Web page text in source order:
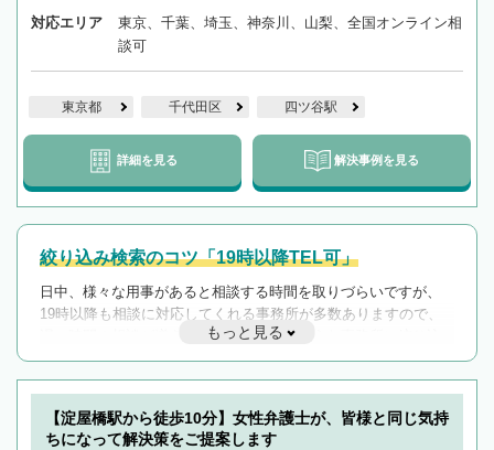
対応エリア
東京、千葉、埼玉、神奈川、山梨、全国オンライン相
談可
東京都 千代田区 四ツ谷駅
詳細を見る 解決事例を見る
絞り込み検索のコツ「19時以降TEL可」
日中、様々な用事があると相談する時間を取りづらいですが、
19時以降も相談に対応してくれる事務所が多数ありますので、
遅い時間の相談が増えそうな場合はそのような事務所に絞り込
んで検索してみましょう。
19時以降TEL可の条件
を加えて再検索
もっと見る
【淀屋橋駅から徒歩10分】女性弁護士が、皆様と同じ気持
ちになって解決策をご提案します